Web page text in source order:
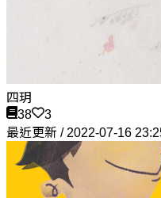
四玥
38
3
最近更新 / 2022-07-16